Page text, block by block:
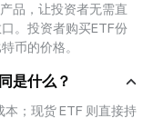
展期成本。
等资产管理巨头
场的重要突破。
币的差异
品，让投资者无需直
。投资者购买ETF份
币的价格。
是什么？
；现货 ETF 则直接持